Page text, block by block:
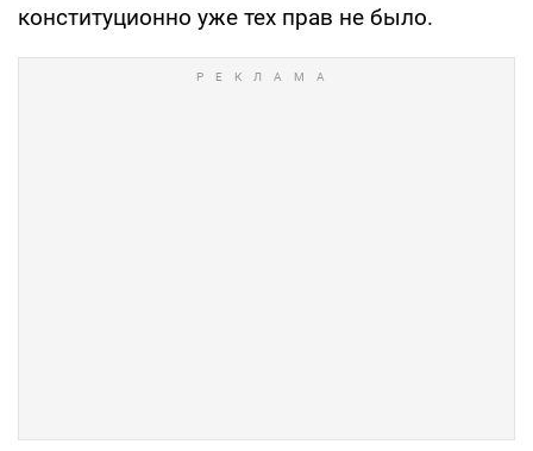
конституционно уже тех прав не было.